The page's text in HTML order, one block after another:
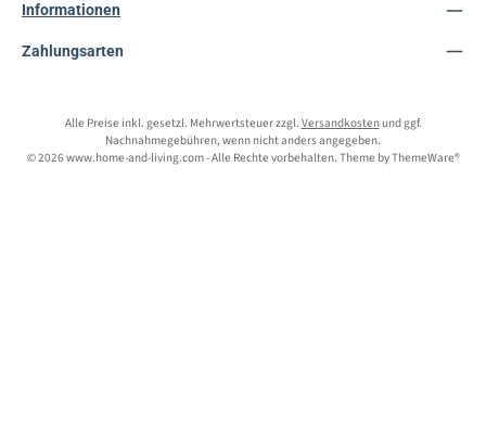
Informationen
Zahlungsarten
Alle Preise inkl. gesetzl. Mehrwertsteuer zzgl. Versandkostenund ggf.
Nachnahmegebühren, wenn nicht anders angegeben.
© 2026 www.home-and-living.com - Alle Rechte vorbehalten. Theme byThemeWare®